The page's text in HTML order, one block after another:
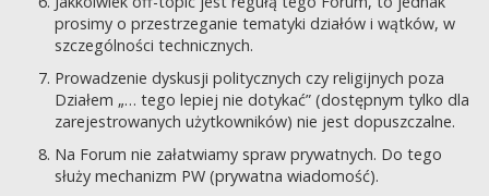
prosimy o przestrzeganie tematyki działów i wątków, w
szczególności technicznych.
Prowadzenie dyskusji politycznych czy religijnych poza
Działem „… tego lepiej nie dotykać” (dostępnym tylko dla
zarejestrowanych użytkowników) nie jest dopuszczalne.
Na Forum nie załatwiamy spraw prywatnych. Do tego
służy mechanizm PW (prywatna wiadomość).